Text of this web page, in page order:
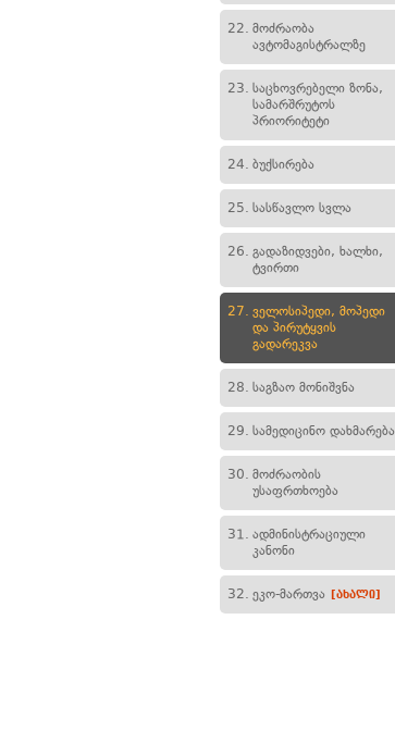
22. მოძრაობა
ავტომაგისტრალზე
23. საცხოვრებელი ზონა,
სამარშრუტოს
პრიორიტეტი
24. ბუქსირება
25. სასწავლო სვლა
26. გადაზიდვები, ხალხი,
ტვირთი
27. ველოსიპედი, მოპედი
და პირუტყვის
გადარეკვა
28. საგზაო მონიშვნა
29. სამედიცინო დახმარება
30. მოძრაობის
უსაფრთხოება
31. ადმინისტრაციული
კანონი
32. ეკო-მართვა [ახალი]